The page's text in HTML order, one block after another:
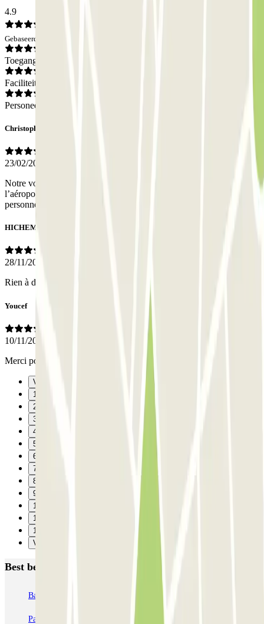
4.9
Gebaseerd op 36 meningen
Toegang
Faciliteiten
Personeel
Christophe
23/02/2026
Notre voiture a été parfaitement prise en charge au dépose minute de
l’aéroport et également récupérée dans les mêmes conditions. Le
personnel a été très avenant.
HICHEM
28/11/2025
Rien à dire Toujours une bonne expérience et personnelle au top
Youcef
10/11/2025
Merci pour tout j'ai bien aimé ce parking
Vorige
1
2
3
4
5
6
7
8
9
10
11
12
Verzenden
Best beoordeelde parkeergarages in Parijs
Bastille - Saint-Antoine Beaubourg Centre Pompidou
Parkélis Lefebvre Gare Maine Montparnasse